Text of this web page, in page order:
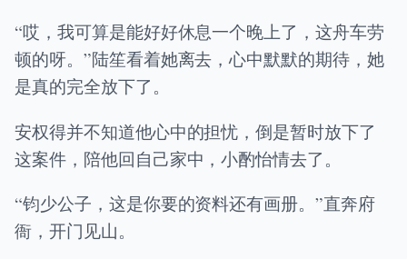
“哎，我可算是能好好休息一个晚上了，这舟车劳
顿的呀。”陆笙看着她离去，心中默默的期待，她
是真的完全放下了。
安权得并不知道他心中的担忧，倒是暂时放下了
这案件，陪他回自己家中，小酌怡情去了。
“钧少公子，这是你要的资料还有画册。”直奔府
衙，开门见山。